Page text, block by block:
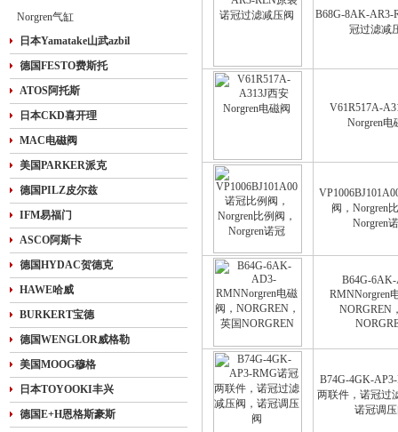
Norgren气缸
日本Yamatake山武azbil
德国FESTO费斯托
ATOS阿托斯
日本CKD喜开理
MAC电磁阀
美国PARKER派克
德国PILZ皮尔兹
IFM易福门
ASCO阿斯卡
德国HYDAC贺德克
HAWE哈威
BURKERT宝德
德国WENGLOR威格勒
美国MOOG穆格
日本TOYOOKI丰兴
德国E+H恩格斯豪斯
B68G-8AK-AR3-
冠过滤减
V61R517A-
Norgren电
阀，Norgren
Norgren
B64G-
RMNNorgren
NORGREN
B74G-4GK-
两联件，诺冠过
诺冠调